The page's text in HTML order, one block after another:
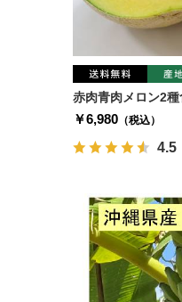
赤肉青肉メロン2
￥6,980 （税込）
4.5